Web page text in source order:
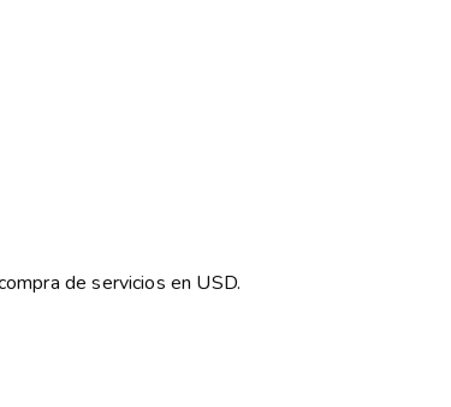
de servicios en USD.